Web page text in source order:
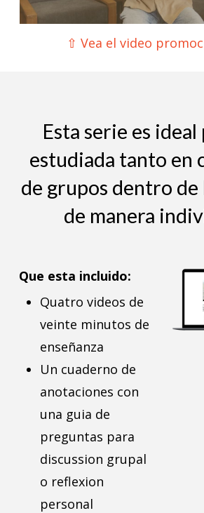
⇧ Vea el video
Esta serie es ideal
estudiada tanto en
de grupos dentro de
de manera
Que esta incluido:
Quatro videos de
veinte minutos de
enseñanza
Un cuaderno de
anotaciones con
una guia de
preguntas para
discussion grupal
o reflexion
personal